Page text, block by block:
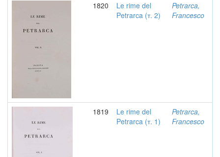
1820
Le rime del
Petrarca (т. 2)
Petrarca,
Francesco
1819
Le rime del
Petrarca (т. 1)
Petrarca,
Francesco